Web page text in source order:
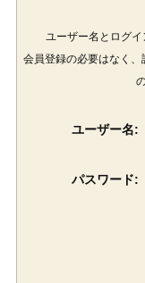
ユーザー名とログ
会員登録の必要はなく
ユーザー名:
パスワード: